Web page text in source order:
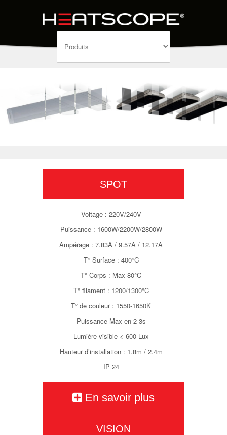
SPOT
Voltage : 220V/240V
Puissance : 1600W/2200W/2800W
Ampérage : 7.83A / 9.57A / 12.17A
T° Surface : 400°C
T° Corps : Max 80°C
T° filament : 1200/1300°C
T° de couleur : 1550-1650K
Puissance Max en 2-3s
Lumiére visible < 600 Lux
Hauteur d’installation : 1.8m / 2.4m
IP 24
En savoir plus
VISION